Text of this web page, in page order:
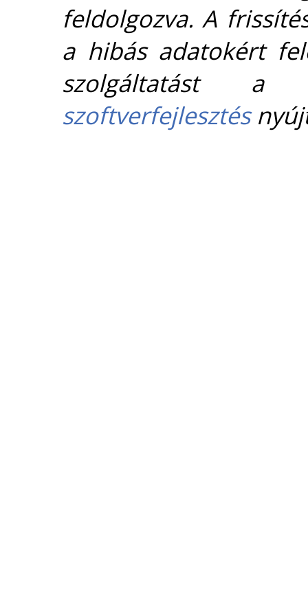
feldolgozva. A
a hibás adatokért
szolgáltatást
szoftverfejlesztés